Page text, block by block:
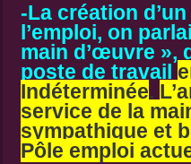
-La création
l’emploi, on
main d’œuvre »,
poste de travail
Indéterminée.
service de la
sympathique et
Pôle emploi